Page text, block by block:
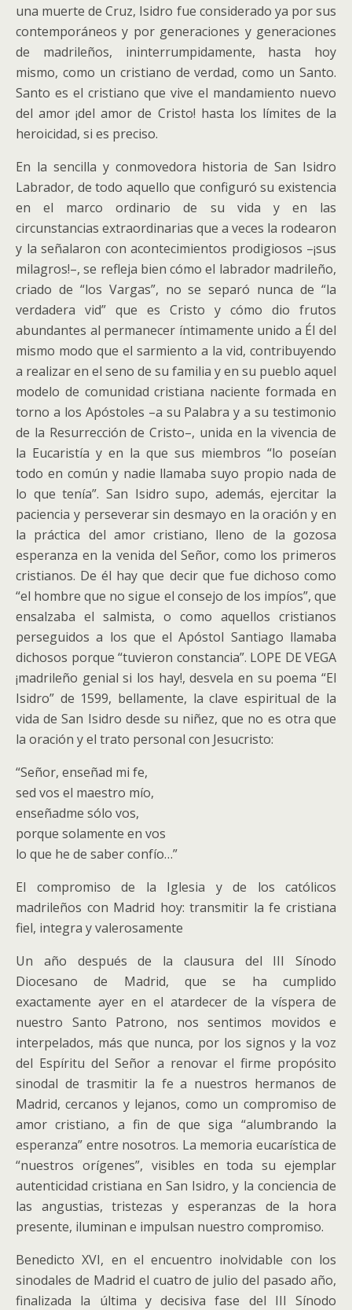
una muerte de Cruz, Isidro fue considerado ya por sus
contemporáneos y por generaciones y generaciones
de madrileños, ininterrumpidamente, hasta hoy
mismo, como un cristiano de verdad, como un Santo.
Santo es el cristiano que vive el mandamiento nuevo
del amor ¡del amor de Cristo! hasta los límites de la
heroicidad, si es preciso.
En la sencilla y conmovedora historia de San Isidro
Labrador, de todo aquello que configuró su existencia
en el marco ordinario de su vida y en las
circunstancias extraordinarias que a veces la rodearon
y la señalaron con acontecimientos prodigiosos –¡sus
milagros!–, se refleja bien cómo el labrador madrileño,
criado de “los Vargas”, no se separó nunca de “la
verdadera vid” que es Cristo y cómo dio frutos
abundantes al permanecer íntimamente unido a Él del
mismo modo que el sarmiento a la vid, contribuyendo
a realizar en el seno de su familia y en su pueblo aquel
modelo de comunidad cristiana naciente formada en
torno a los Apóstoles –a su Palabra y a su testimonio
de la Resurrección de Cristo–, unida en la vivencia de
la Eucaristía y en la que sus miembros “lo poseían
todo en común y nadie llamaba suyo propio nada de
lo que tenía”. San Isidro supo, además, ejercitar la
paciencia y perseverar sin desmayo en la oración y en
la práctica del amor cristiano, lleno de la gozosa
esperanza en la venida del Señor, como los primeros
cristianos. De él hay que decir que fue dichoso como
“el hombre que no sigue el consejo de los impíos”, que
ensalzaba el salmista, o como aquellos cristianos
perseguidos a los que el Apóstol Santiago llamaba
dichosos porque “tuvieron constancia”. LOPE DE VEGA
¡madrileño genial si los hay!, desvela en su poema “El
Isidro” de 1599, bellamente, la clave espiritual de la
vida de San Isidro desde su niñez, que no es otra que
la oración y el trato personal con Jesucristo:
“Señor, enseñad mi fe,
sed vos el maestro mío,
enseñadme sólo vos,
porque solamente en vos
lo que he de saber confío…”
El compromiso de la Iglesia y de los católicos
madrileños con Madrid hoy: transmitir la fe cristiana
fiel, integra y valerosamente
Un año después de la clausura del III Sínodo
Diocesano de Madrid, que se ha cumplido
exactamente ayer en el atardecer de la víspera de
nuestro Santo Patrono, nos sentimos movidos e
interpelados, más que nunca, por los signos y la voz
del Espíritu del Señor a renovar el firme propósito
sinodal de trasmitir la fe a nuestros hermanos de
Madrid, cercanos y lejanos, como un compromiso de
amor cristiano, a fin de que siga “alumbrando la
esperanza” entre nosotros. La memoria eucarística de
“nuestros orígenes”, visibles en toda su ejemplar
autenticidad cristiana en San Isidro, y la conciencia de
las angustias, tristezas y esperanzas de la hora
presente, iluminan e impulsan nuestro compromiso.
Benedicto XVI, en el encuentro inolvidable con los
sinodales de Madrid el cuatro de julio del pasado año,
finalizada la última y decisiva fase del III Sínodo